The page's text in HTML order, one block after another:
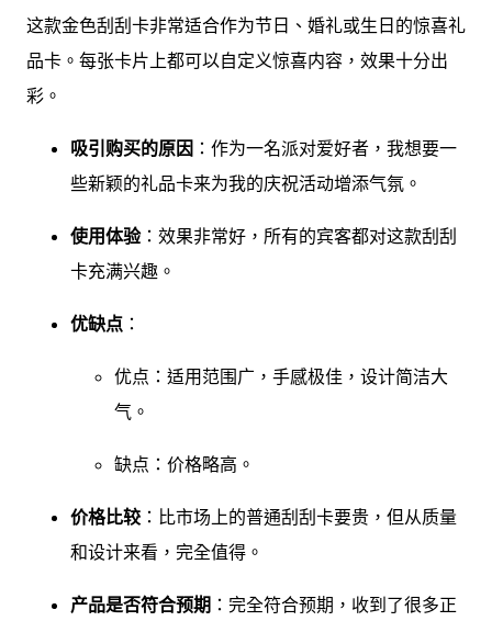
这款金色刮刮卡非常适合作为节日、婚礼或生日的惊喜礼
品卡。每张卡片上都可以自定义惊喜内容，效果十分出
彩。
吸引购买的原因 ：作为一名派对爱好者，我想要一
些新颖的礼品卡来为我的庆祝活动增添气氛。
使用体验：效果非常好，所有的宾客都对这款刮刮
卡充满兴趣。
优缺点 ：
优点：适用范围广，手感极佳，设计简洁大
气。
缺点：价格略高。
价格比较 ：比市场上的普通刮刮卡要贵，但从质量
和设计来看，完全值得。
产品是否符合预期 ：完全符合预期，收到了很多正